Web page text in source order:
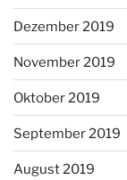
Dezember 2019
November 2019
Oktober 2019
September 2019
August 2019